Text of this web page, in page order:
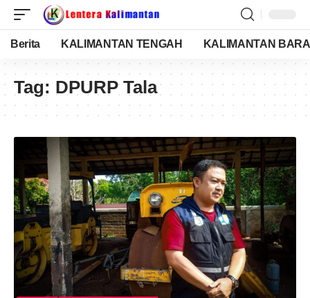
Berita KALIMANTAN TENGAH KALIMANTAN
Tag: DPURP Tala